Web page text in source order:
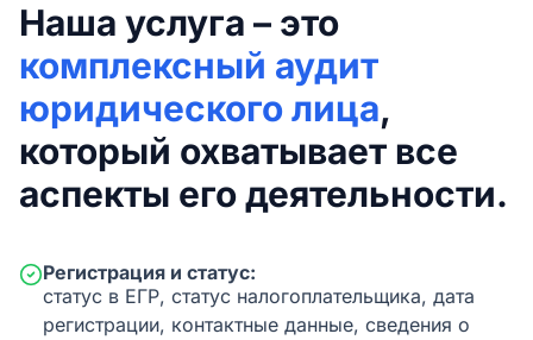
Наша услуга – это
комплексный аудит
юридического лица,
который охватывает все
аспекты его деятельности.
Регистрация и статус:
статус в ЕГР, статус налогоплательщика, дата
регистрации, контактные данные, сведения о